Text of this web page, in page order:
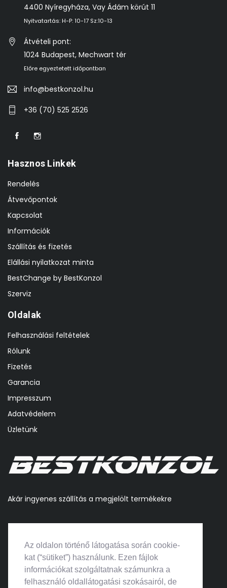
Az oldalon történő látogatása során cookie-
kat (“sütiket”) használunk. Ezen fájlok
információkat szolgáltatnak számunkra a
felhasználó oldallátogatási szokásairól, de
4400 Nyíregyháza, Vay Ádám körút 11
Nyitvatartás: H-P: 10-17 Sz:10-13
Átvételi pont:
1024 Budapest, Mechwart tér
Előre egyeztetett időpontban
info@bestkonzol.hu
+36 (70) 525 2526
Hasznos Linkek
Rendelés
Átvevőpontok
Kapcsolat
Információk
Szállítás és fizetés
Elállási nyilatkozat minta
BestChange by BestKonzol
Szerviz
Oldalak
Felhasználási feltételek
Rólunk
Fizetés
Garancia
Impresszum
Adatvédelem
Üzletünk
Akár ingyenes szállítás a megjelölt termékekre